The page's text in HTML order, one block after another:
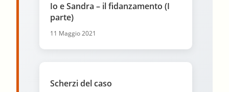
Io e Sandra – il fidanzamento (I
parte)
11 Maggio 2021
Scherzi del caso